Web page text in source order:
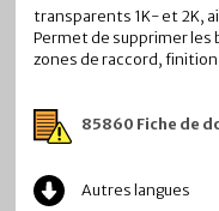
transparents 1K- et 2K,
Permet de supprimer les
zones de raccord,
85860 Fiche de
Autres langues